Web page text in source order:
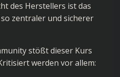
des Herstellers ist das
zentraler und sicherer
stößt dieser Kurs
werden vor allem: